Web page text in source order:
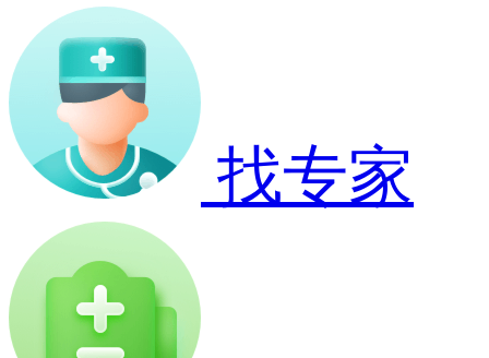
找专家